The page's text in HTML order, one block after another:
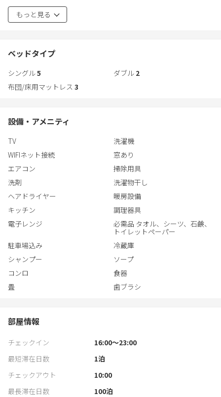
※道路の混雑状況により大きく変わります。
2階寝室やテラスからは、雄大な富士山を一望できます。
やさしい炎を見つめながら、非日常のひとときをお楽しみくださ
い。
フェ巡りにも便利です。
また、大画面プロジェクターとNetflixを完備しており、旅先でも映
画やドラマをゆっくり楽しめます。
富士山の眺望、炎のぬくもり、映像の楽しみが揃った、心安らぐ
「和モダンステイ」。
自然と調和した静かな空間で、特別な時間をお過ごしください。
もっと見る
ベッドタイプ
シングル5 ダブル 2
布団/床用マットレス 3
設備・アメニティ
TV
洗濯機
WIFIネット接続
窓あり
エアコン
掃除用具
洗剤
洗濯物干し
ヘアドライヤー
暖房設備
キッチン
調理器具
電子レンジ
必需品 タオル、シーツ、石鹸、
トイレットペーパー
駐車場込み
冷蔵庫
シャンプー
ソープ
コンロ
食器
畳
歯ブラシ
部屋情報
チェックイン
16:00〜23:00
最短滞在日数
1泊
チェックアウト
10:00
最長滞在日数
100泊